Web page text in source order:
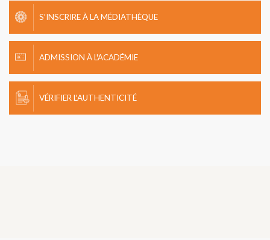
S'INSCRIRE À LA MÉDIATHÈQUE
ADMISSION À L'ACADÉMIE
VÉRIFIER L'AUTHENTICITÉ